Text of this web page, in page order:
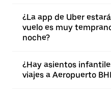
¿La app de Uber
vuelo es muy
noche?
¿Hay asientos
viajes a Aeropuerto